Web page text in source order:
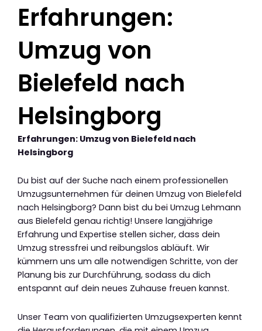
Erfahrungen:
Umzug von
Bielefeld nach
Helsingborg
Erfahrungen: Umzug von Bielefeld nach
Helsingborg
Du bist auf der Suche nach einem professionellen
Umzugsunternehmen für deinen Umzug von Bielefeld
nach Helsingborg? Dann bist du bei Umzug Lehmann
aus Bielefeld genau richtig! Unsere langjährige
Erfahrung und Expertise stellen sicher, dass dein
Umzug stressfrei und reibungslos abläuft. Wir
kümmern uns um alle notwendigen Schritte, von der
Planung bis zur Durchführung, sodass du dich
entspannt auf dein neues Zuhause freuen kannst.
Unser Team von qualifizierten Umzugsexperten kennt